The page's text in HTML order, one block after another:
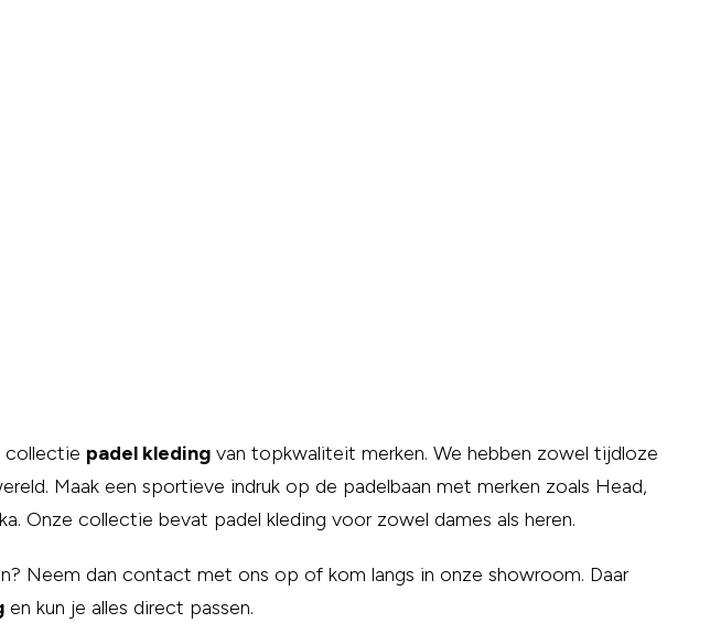
collectie padel kleding van topkwaliteit merken. We hebben zowel tijdloze
Maak een sportieve indruk op de padelbaan met merken zoals Head,
Onze collectie bevat padel kleding voor zowel dames als heren.
Neem dan contact met ons op of kom langs in onze showroom. Daar
en kun je alles direct passen.